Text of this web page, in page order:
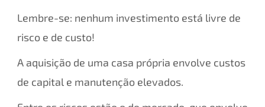
Lembre-se: nenhum investimento está livre de
risco e de custo!
A aquisição de uma casa própria envolve custos
de capital e manutenção elevados.